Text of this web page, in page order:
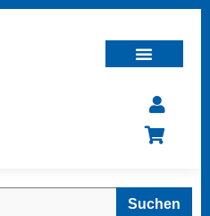
Suchen